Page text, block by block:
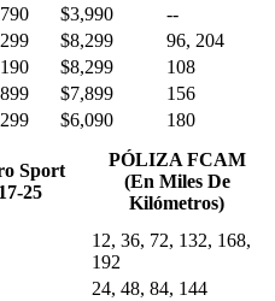
$3,990
--
$8,299
96, 204
$8,299
108
$7,899
156
$6,090
180
Sport
25
PÓLIZA FCAM
(En Miles De
Kilómetros)
12, 36, 72, 132, 168,
192
24, 48, 84, 144